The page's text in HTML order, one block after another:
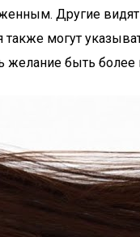
Другие
могут
желание быть